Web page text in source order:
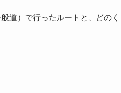
道）で行ったルートと、どの